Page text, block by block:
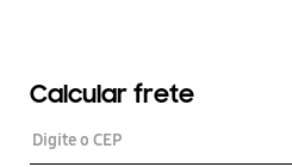
Calcular frete